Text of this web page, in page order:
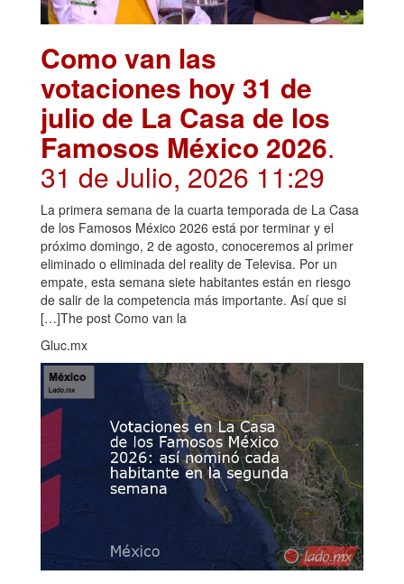
Como van las
votaciones hoy 31 de
julio de La Casa de los
Famosos México 2026.
31 de Julio, 2026 11:29
La primera semana de la cuarta temporada de La Casa
de los Famosos México 2026 está por terminar y el
próximo domingo, 2 de agosto, conoceremos al primer
eliminado o eliminada del reality de Televisa. Por un
empate, esta semana siete habitantes están en riesgo
de salir de la competencia más importante. Así que si
[…]The post Como van la
Gluc.mx